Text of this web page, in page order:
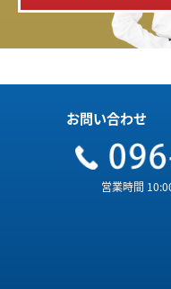
お問い合わせ
営業時間